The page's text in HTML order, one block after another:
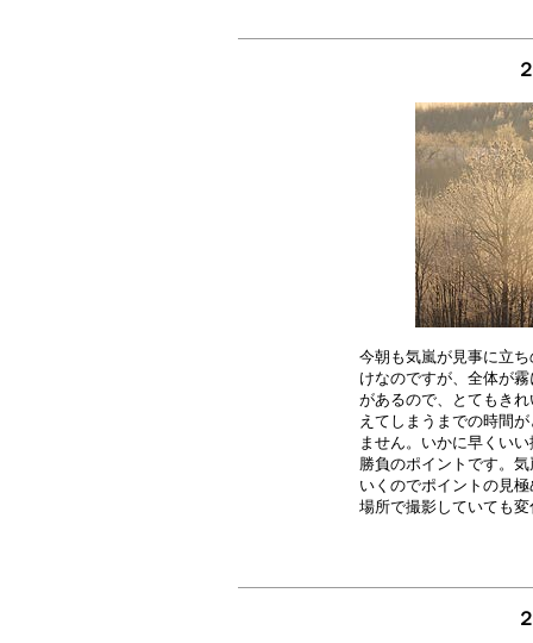
今朝も気嵐が見事に立
けなのですが、全体が
があるので、とてもき
えてしまうまでの時間
ません。いかに早くい
勝負のポイントです。
いくのでポイントの見